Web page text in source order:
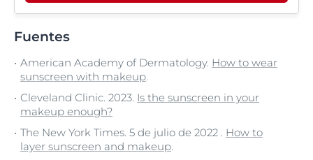
Fuentes
American Academy of Dermatology. How to wear
sunscreen with makeup.
Cleveland Clinic. 2023. Is the sunscreen in your
makeup enough?
The New York Times. 5 de julio de 2022 . How to
layer sunscreen and makeup.